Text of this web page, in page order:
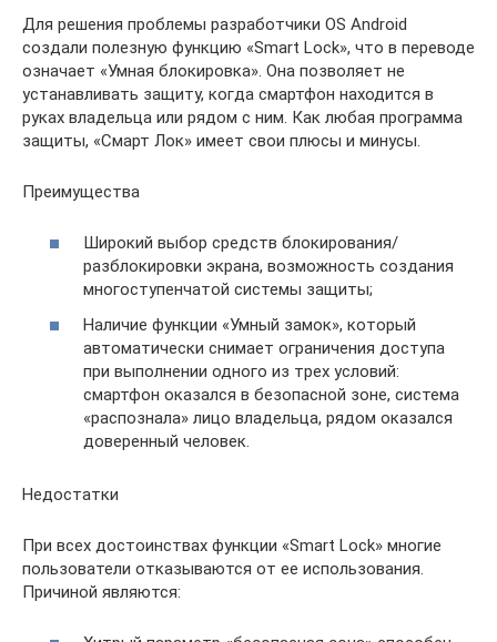
Для решения проблемы разработчики OS Android
создали полезную функцию «Smart Lock», что в переводе
означает «Умная блокировка». Она позволяет не
устанавливать защиту, когда смартфон находится в
руках владельца или рядом с ним. Как любая программа
защиты, «Смарт Лок» имеет свои плюсы и минусы.
Преимущества
Широкий выбор средств блокирования/
разблокировки экрана, возможность создания
многоступенчатой системы защиты;
Наличие функции «Умный замок», который
автоматически снимает ограничения доступа
при выполнении одного из трех условий:
смартфон оказался в безопасной зоне, система
«распознала» лицо владельца, рядом оказался
доверенный человек.
Недостатки
При всех достоинствах функции «Smart Lock» многие
пользователи отказываются от ее использования.
Причиной являются: